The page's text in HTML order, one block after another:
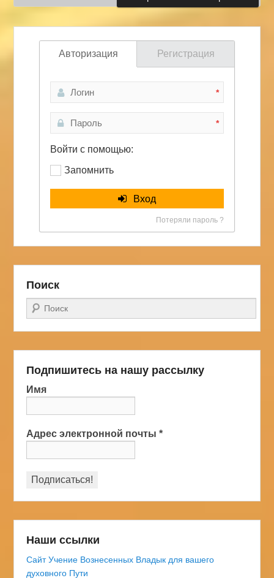
Авторизация Регистрация
*
*
Войти с помощью:
Запомнить
Вход
Потеряли пароль ?
Поиск
Поиск
Подпишитесь на нашу рассылку
Имя
Адрес электронной почты*
Наши ссылки
Сайт Учение Вознесенных Владык для вашего
духовного Пути